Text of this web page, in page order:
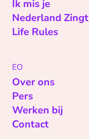
Ik mis je
Nederland Zingt
Life Rules
EO
Over ons
Pers
Werken bij
Contact